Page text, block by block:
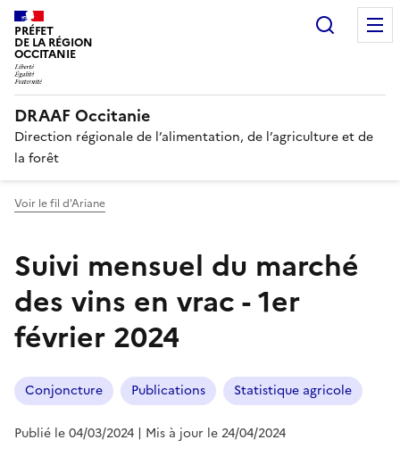
PRÉFET
DE LA RÉGION
OCCITANIE
DRAAF Occitanie
Direction régionale de l’alimentation, de l’agriculture et de
la forêt
Voir le fil d'Ariane
Suivi mensuel du marché
des vins en vrac - 1er
février 2024
Conjoncture Publications Statistique agricole
Publié le 04/03/2024 | Mis à jour le 24/04/2024